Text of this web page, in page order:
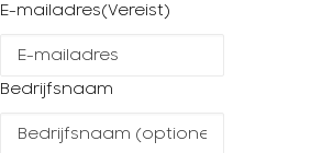
E-mailadres(Vereist)
Bedrijfsnaam